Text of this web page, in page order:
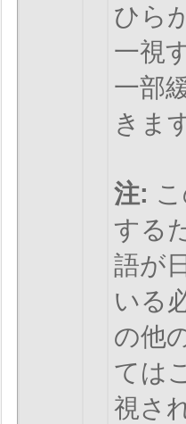
ひら
一視
一部
きま
注:
する
語が
いる
の他
ては
視さ